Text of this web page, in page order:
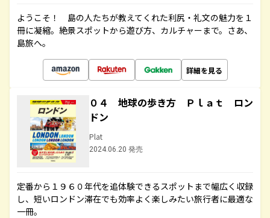
ようこそ！ 島の人たちが教えてくれた利尻・礼文の魅力を１
冊に凝縮。絶景スポットから遊び方、カルチャーまで。さあ、
島旅へ。
詳細を見る
０４ 地球の歩き方 Ｐｌａｔ ロン
ドン
Plat
2024.06.20 発売
定番から１９６０年代を追体験できるスポットまで幅広く収録
し、短いロンドン滞在でも効率よく楽しみたい旅行者に最適な
一冊。